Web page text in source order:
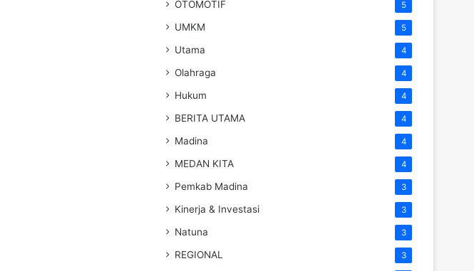
OTOMOTIF 5
UMKM 5
Utama 4
Olahraga 4
Hukum 4
BERITA UTAMA 4
Madina 4
MEDAN KITA 4
Pemkab Madina 3
Kinerja & Investasi 3
Natuna 3
REGIONAL 3